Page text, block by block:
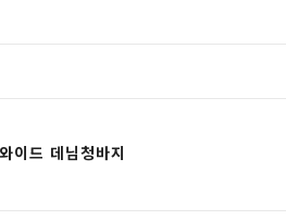
드 데님청바지